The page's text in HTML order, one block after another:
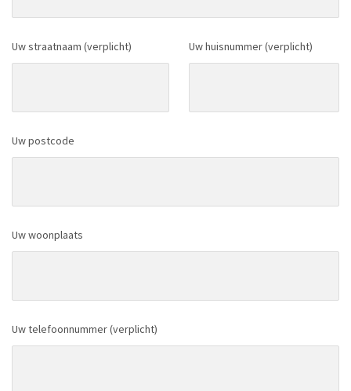
Uw straatnaam (verplicht) Uw huisnummer (verplicht)
Uw postcode
Uw woonplaats
Uw telefoonnummer (verplicht)